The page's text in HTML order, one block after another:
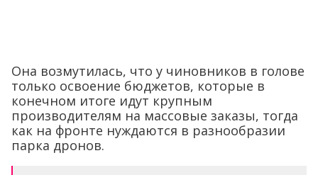
Она возмутилась, что у чиновников в голове
только освоение бюджетов, которые в
конечном итоге идут крупным
производителям на массовые заказы, тогда
как на фронте нуждаются в разнообразии
парка дронов.